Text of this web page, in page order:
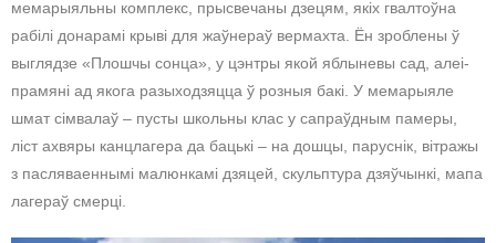
мемарыяльны комплекс, прысвечаны дзецям, якіх гвалтоўна
рабілі донарамі крыві для жаўнераў вермахта. Ён зроблены ў
выглядзе «Плошчы сонца», у цэнтры якой яблыневы сад, алеі-
прамяні ад якога разыходзяцца ў розныя бакі. У мемарыяле
шмат сімвалаў – пусты школьны клас у сапраўдным памеры,
ліст ахвяры канцлагера да бацькі – на дошцы, паруснік, вітражы
з пасляваеннымі малюнкамі дзяцей, скульптура дзяўчынкі, мапа
лагераў смерці.